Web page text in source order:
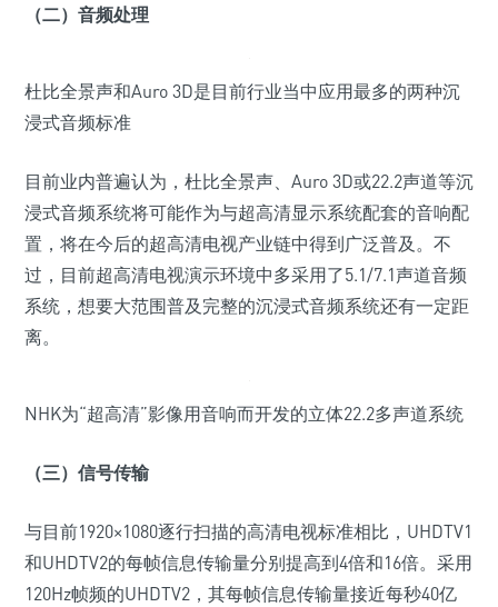
（二）音频处理
杜比全景声和Auro 3D是目前行业当中应用最多的两种沉
浸式音频标准
目前业内普遍认为，杜比全景声、Auro 3D或22.2声道等沉
浸式音频系统将可能作为与超高清显示系统配套的音响配
置，将在今后的超高清电视产业链中得到广泛普及。不
过，目前超高清电视演示环境中多采用了5.1/7.1声道音频
系统，想要大范围普及完整的沉浸式音频系统还有一定距
离。
NHK为“超高清”影像用音响而开发的立体22.2多声道系统
（三）信号传输
与目前1920×1080逐行扫描的高清电视标准相比，UHDTV1
和UHDTV2的每帧信息传输量分别提高到4倍和16倍。采用
120Hz帧频的UHDTV2，其每帧信息传输量接近每秒40亿